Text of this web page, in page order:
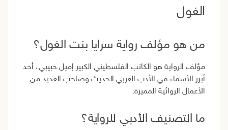
الغول
من هو مؤلف رواية سرايا بنت الغول؟
مؤلف الرواية هو الكاتب الفلسطيني الكبير إميل حبيبي، أحد
أبرز الأسماء في الأدب العربي الحديث وصاحب العديد من
الأعمال الروائية المميزة.
ما التصنيف الأدبي للرواية؟